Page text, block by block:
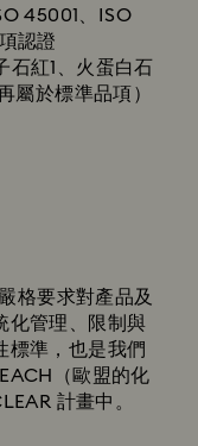
45001、ISO
認證
紅1、火蛋白石
屬於標準品項）
格要求對產品及
化管理、限制與
標準，也是我們
（歐盟的化
計畫中。